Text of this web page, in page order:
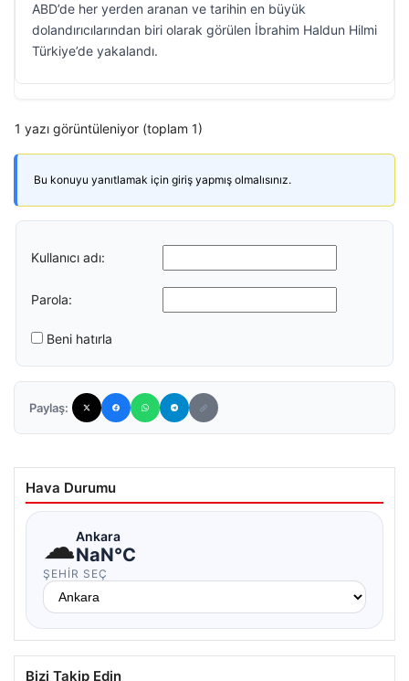
ABD’de her yerden aranan ve tarihin en büyük
dolandırıcılarından biri olarak görülen İbrahim Haldun Hilmi
Türkiye’de yakalandı.
1 yazı görüntüleniyor (toplam 1)
Bu konuyu yanıtlamak için giriş yapmış olmalısınız.
Kullanıcı adı:
Parola:
Beni hatırla
Paylaş:
Hava Durumu
☁Ankara
NaN°C
ŞEHIR SEÇ
Bizi Takip Edin